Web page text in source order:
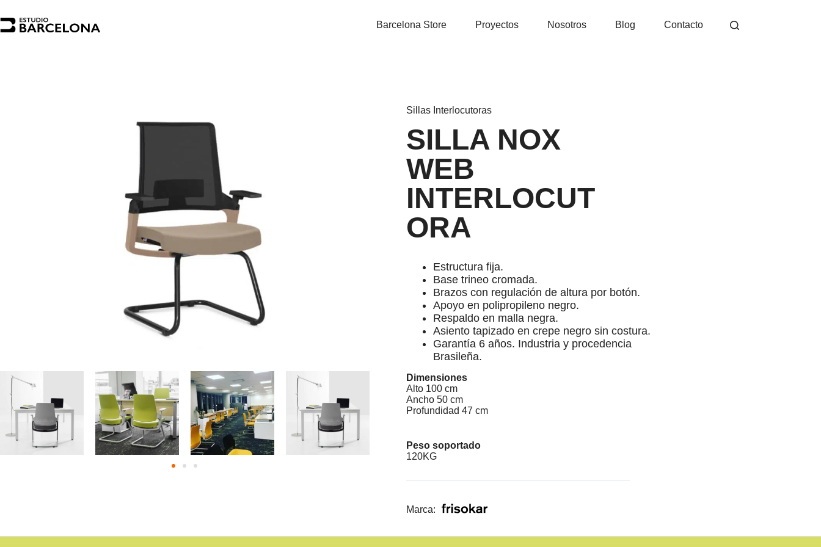
Barcelona Store Proyectos Nosotros Blog Contacto
Sillas Interlocutoras
SILLA NOX
WEB
INTERLOCUT
ORA
Estructura fija.
Base trineo cromada.
Brazos con regulación de altura por botón.
Apoyo en polipropileno negro.
Respaldo en malla negra.
Asiento tapizado en crepe negro sin costura.
Garantía 6 años. Industria y procedencia
Brasileña.
Dimensiones
Alto 100 cm
Ancho 50 cm
Profundidad 47 cm
Peso soportado
120KG
Marca: